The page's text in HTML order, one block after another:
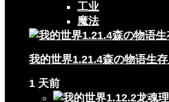
工业
魔法
我的世界1.21.4森の物语生
1 天前